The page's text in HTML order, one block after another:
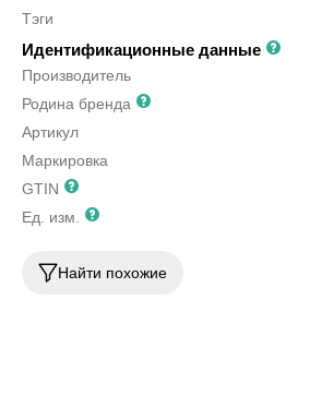
Тэги
Идентификационные данные
Производитель
Родина бренда
Артикул
Маркировка
GTIN
Ед. изм.
Найти похожие